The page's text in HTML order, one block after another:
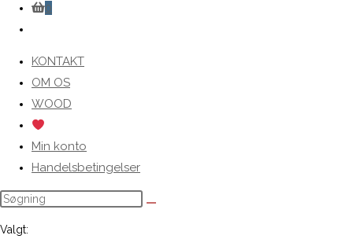
0
search
KONTAKT
OM OS
WOOD
Min konto
Handelsbetingelser
Valgt: